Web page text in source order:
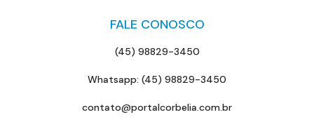
FALE CONOSCO
(45) 98829-3450
Whatsapp: (45) 98829-3450
contato@portalcorbelia.com.br